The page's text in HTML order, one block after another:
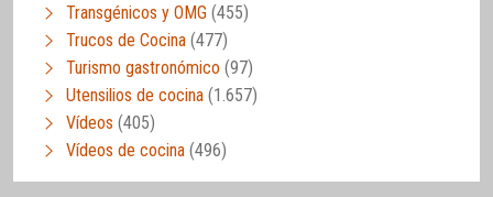
Transgénicos y OMG (455)
Trucos de Cocina (477)
Turismo gastronómico (97)
Utensilios de cocina (1.657)
Vídeos (405)
Vídeos de cocina (496)